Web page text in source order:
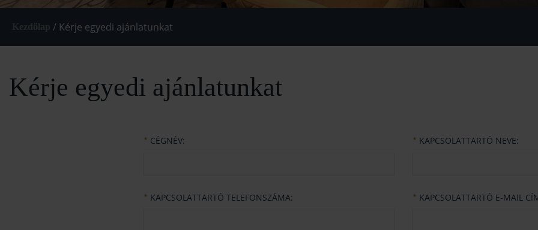
/ Kérje egyedi ajánlatunkat
Kérje egyedi ajánlatunkat
★ CÉGNÉV: ★ KAPCSOLATTARTÓ NEVE:
★ KAPCSOLATTARTÓ TELEFONSZÁMA: ★ KAPCSOLATTARTÓ E-MAIL